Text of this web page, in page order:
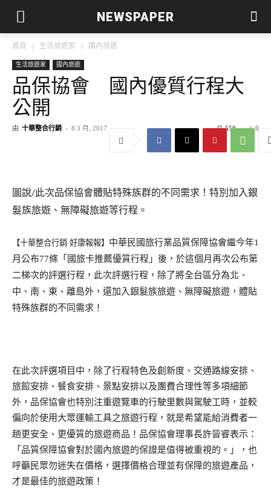
NEWSPAPER
首頁 生活旅遊家 國內旅遊
生活旅遊家 國內旅遊
品保協會 國內優質行程大
公開
由 十華整合行銷 - 8 3 月, 2017 0
550
圖說/此次品保協會體貼特殊族群的不同需求！特別加入銀
髮族旅遊、無障礙旅遊等行程。
【十華整合行銷 好康報報】 中華民國旅行業品質保障協會繼今年1
月公布77條「國旅卡推薦優質行程」後，於這個月再次公布第
二梯次的評選行程，此次評選行程，除了將全台區分為北、
中、南、東、離島外，還加入銀髮族旅遊、無障礙旅遊，體貼
特殊族群的不同需求！
在此次評選項目中，除了行程特色及創新度、交通路線安排、
旅館安排、餐食安排、景點安排以及團費合理性等多項細節
外，品保協會也特別注重遊覽車的行駛里數與駕駛工時，並較
偏向於使用大眾運輸工具之旅遊行程，就是希望能給消費者一
趟更安全、更優質的旅遊商品！ 品保協會理事長許晉睿表示：
「品質保障協會對於國內旅遊的保證是值得被重視的。」，也
呼籲民眾勿迷失在價格，選擇價格合理並有保障的旅遊產品，
才是最佳的旅遊政策！